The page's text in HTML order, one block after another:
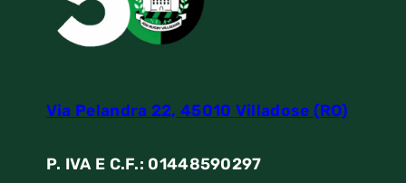
Via Pelandra 22, 45010 Villadose (RO)
P. IVA E C.F.: 01448590297